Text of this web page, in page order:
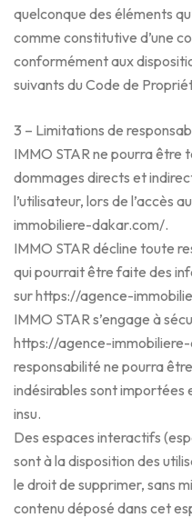
quelconque des éléments
comme constitutive d’une
conformément aux
suivants du Code de
3 – Limitations de
IMMO STAR ne pourra être
dommages directs et
l’utilisateur, lors de l’accès
immobiliere-dakar.com/.
IMMO STAR décline toute
qui pourrait être faite des
sur https://agence-
IMMO STAR s’engage à
https://agence-
responsabilité ne pourra
indésirables sont importées
insu.
Des espaces interactifs
sont à la disposition des
le droit de supprimer, sans
contenu déposé dans cet